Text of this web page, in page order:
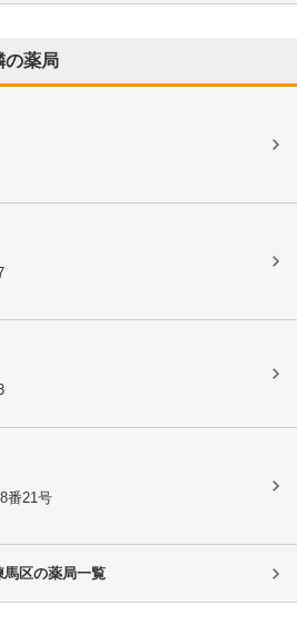
の薬局
番21号
馬区の薬局一覧